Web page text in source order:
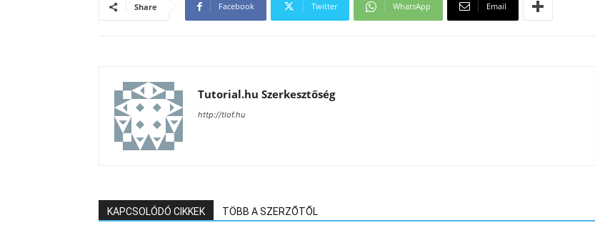
Share Facebook Twitter WhatsApp Email
Tutorial.hu Szerkesztőség
http://tlof.hu
KAPCSOLÓDÓ CIKKEK TÖBB A SZERZŐTŐL